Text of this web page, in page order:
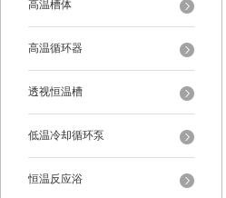
高温槽体
高温循环器
透视恒温槽
低温冷却循环泵
恒温反应浴